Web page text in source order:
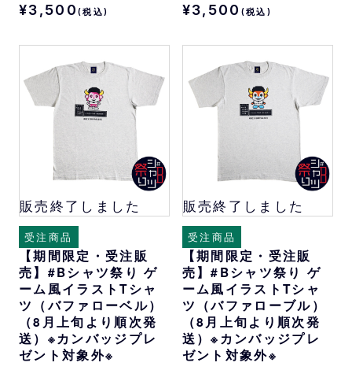
¥3,500 (税込) ¥3,500 (税込)
販売終了しました
受注商品
【期間限定・受注販
売】#Bシャツ祭り ゲ
ーム風イラストTシャ
ツ（バファローベル）
（8月上旬より順次発
送）※カンバッジプレ
ゼント対象外※
販売終了しました
受注商品
【期間限定・受注販
売】#Bシャツ祭り ゲ
ーム風イラストTシャ
ツ（バファローブル）
（8月上旬より順次発
送）※カンバッジプレ
ゼント対象外※